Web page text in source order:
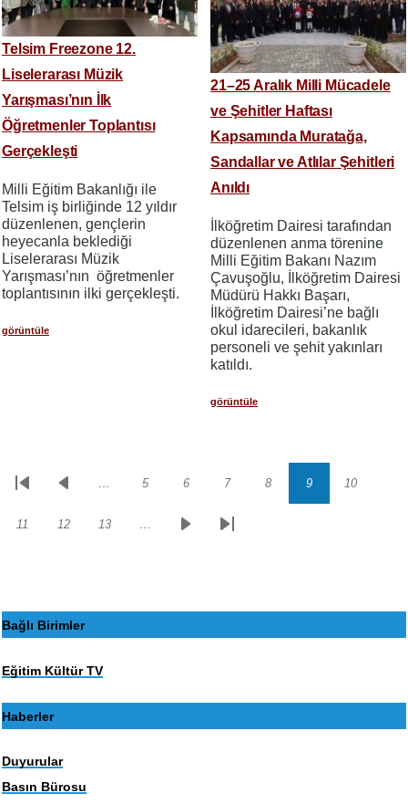
Telsim Freezone 12.
Liselerarası Müzik
Yarışması’nın İlk
Öğretmenler Toplantısı
Gerçekleşti
Milli Eğitim Bakanlığı ile
Telsim iş birliğinde 12 yıldır
düzenlenen, gençlerin
heyecanla beklediği
Liselerarası Müzik
Yarışması’nın öğretmenler
toplantısının ilki gerçekleşti.
görüntüle
21–25 Aralık Milli Mücadele
ve Şehitler Haftası
Kapsamında Muratağa,
Sandallar ve Atlılar Şehitleri
Anıldı
İlköğretim Dairesi tarafından
düzenlenen anma törenine
Milli Eğitim Bakanı Nazım
Çavuşoğlu, İlköğretim Dairesi
Müdürü Hakkı Başarı,
İlköğretim Dairesi’ne bağlı
okul idarecileri, bakanlık
personeli ve şehit yakınları
katıldı.
görüntüle
Sayfalama
İlk
Önceki… Sayfa
5 Sayfa
6 Sayfa
7 Sayfa
8 Sayfa
9 Sayfa
10
Sayfa
11 Sayfa
12 Sayfa
13 …
SonrakiSon
Bağlı Birimler
Eğitim Kültür TV
Haberler
Duyurular
Basın Bürosu